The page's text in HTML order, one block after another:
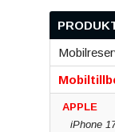
APPLE
iPhone